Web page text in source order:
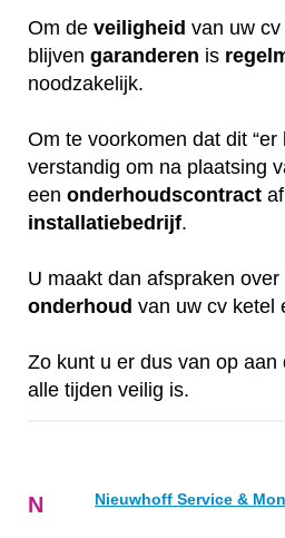
Om de veiligheid van uw
blijven garanderen is
noodzakelijk.
Om te voorkomen dat dit “er
verstandig om na plaatsing
een onderhoudscontract
installatiebedrijf.
U maakt dan afspraken over
onderhoud van uw cv ketel
Zo kunt u er dus van op aan
alle tijden veilig is.
N Nieuwhoff Service &